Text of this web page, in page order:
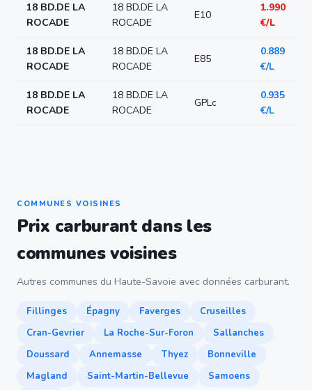
18 BD.DE LA
ROCADE
18 BD.DE LA
ROCADE
E10
1.990
€/L
18 BD.DE LA
ROCADE
18 BD.DE LA
ROCADE
E85
0.889
€/L
18 BD.DE LA
ROCADE
18 BD.DE LA
ROCADE
GPLc
0.935
€/L
COMMUNES VOISINES
Prix carburant dans les
communes voisines
Autres communes du Haute-Savoie avec données carburant.
Fillinges Épagny Faverges
Cruseilles
Cran-Gevrier
La Roche-Sur-Foron
Sallanches
Doussard
Annemasse Thyez
Bonneville
Magland
Saint-Martin-Bellevue
Samoens